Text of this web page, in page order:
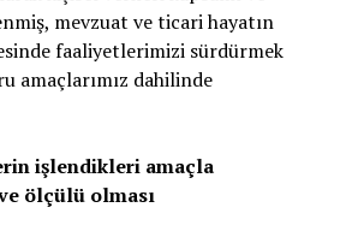
mevzuat ve ticari hayatın
faaliyetlerimizi sürdürmek
amaçlarımız dahilinde
işlendikleri amaçla
ölçülü olması